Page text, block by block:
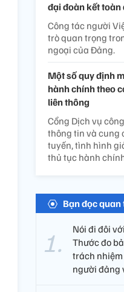
đại đoàn kết toàn
Công tác người
trò quan trọng
ngoại của Đảng.
Một số quy định
hành chính theo
liên thông
Cổng Dịch vụ
thông tin và cung
tuyến, tình hình
thủ tục hành
Bạn đọc quan
Nói đi đôi
Thước đo
trách
người đảng